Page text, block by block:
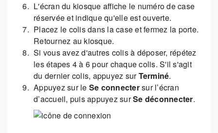
L'écran du kiosque affiche le numéro de case
réservée et indique qu'elle est ouverte.
Placez le colis dans la case et fermez la porte.
Retournez au kiosque.
Si vous avez d'autres colis à déposer, répétez
les étapes 4 à 6 pour chaque colis. S'il s'agit
du dernier colis, appuyez surTerminé.
Appuyez sur le Se connectersur l’écran
d’accueil, puis appuyez surSe déconnecter.